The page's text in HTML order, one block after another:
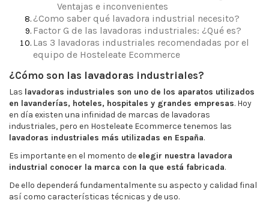
Ventajas e inconvenientes
¿Como saber qué lavadora industrial necesito?
Factor G de las lavadoras industriales: ¿Qué es?
Las 3 lavadoras industriales recomendadas por el
equipo de Hosteleate Ecommerce
¿Cómo son las lavadoras industriales?
Las lavadoras industriales son uno de los aparatos utilizados
en lavanderías, hoteles, hospitales y grandes empresas. Hoy
en día existen una infinidad de marcas de lavadoras
industriales, pero en Hosteleate Ecommerce tenemos las
lavadoras industriales más utilizadas en España.
Es importante en el momento de elegir nuestra lavadora
industrial conocer la marca con la que está fabricada.
De ello dependerá fundamentalmente su aspecto y calidad final
así como características técnicas y de uso.